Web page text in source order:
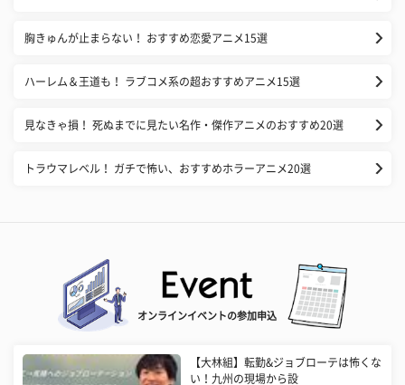
胸きゅんが止まらない！ おすすめ恋愛アニメ15選
ハーレム＆王道も！ ラブコメ系の超おすすめアニメ15選
見なきゃ損！ 死ぬまでに見たい名作・傑作アニメのおすすめ20選
トラウマレベル！ ガチで怖い、おすすめホラーアニメ20選
オンラインイベントの参加申込
【大林組】転勤&ジョブローテは怖くな
い！九州の現場から設